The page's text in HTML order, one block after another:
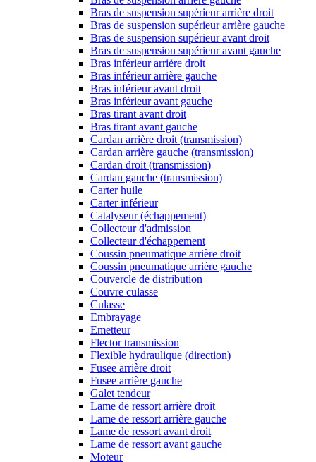
Bras de suspension supérieur arrière droit
Bras de suspension supérieur arrière gauche
Bras de suspension supérieur avant droit
Bras de suspension supérieur avant gauche
Bras inférieur arrière droit
Bras inférieur arrière gauche
Bras inférieur avant droit
Bras inférieur avant gauche
Bras tirant avant droit
Bras tirant avant gauche
Cardan arrière droit (transmission)
Cardan arrière gauche (transmission)
Cardan droit (transmission)
Cardan gauche (transmission)
Carter huile
Carter inférieur
Catalyseur (échappement)
Collecteur d'admission
Collecteur d'échappement
Coussin pneumatique arrière droit
Coussin pneumatique arrière gauche
Couvercle de distribution
Couvre culasse
Culasse
Embrayage
Emetteur
Flector transmission
Flexible hydraulique (direction)
Fusee arrière droit
Fusee arrière gauche
Galet tendeur
Lame de ressort arrière droit
Lame de ressort arrière gauche
Lame de ressort avant droit
Lame de ressort avant gauche
Moteur